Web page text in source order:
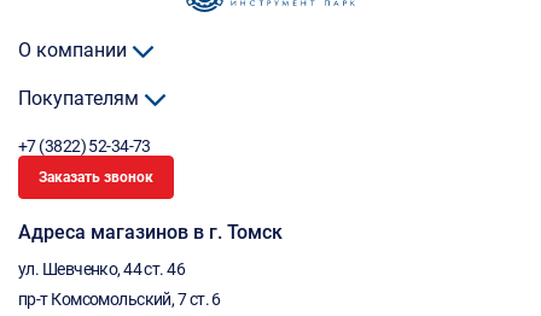
О компании
Покупателям
+7 (3822) 52-34-73
Заказать звонок
Адреса магазинов в г. Томск
ул. Шевченко, 44 ст. 46
пр-т Комсомольский, 7 ст. 6